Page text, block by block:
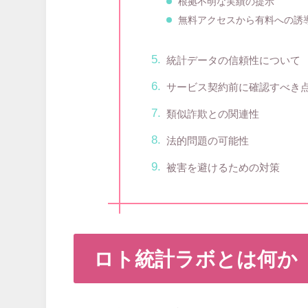
無料アクセスから有料への誘
統計データの信頼性について
サービス契約前に確認すべき
類似詐欺との関連性
法的問題の可能性
被害を避けるための対策
ロト統計ラボとは何か